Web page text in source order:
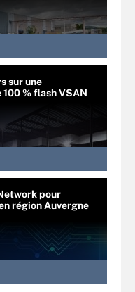
sur une
% flash VSAN
pour
région Auvergne